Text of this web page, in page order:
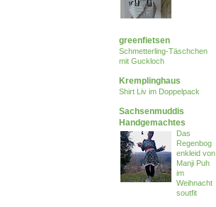
greenfietsen
Schmetterling-Täschchen
mit Guckloch
Kremplinghaus
Shirt Liv im Doppelpack
Sachsenmuddis
Handgemachtes
Das
Regenbog
enkleid von
Manji Puh
im
Weihnacht
soutfit